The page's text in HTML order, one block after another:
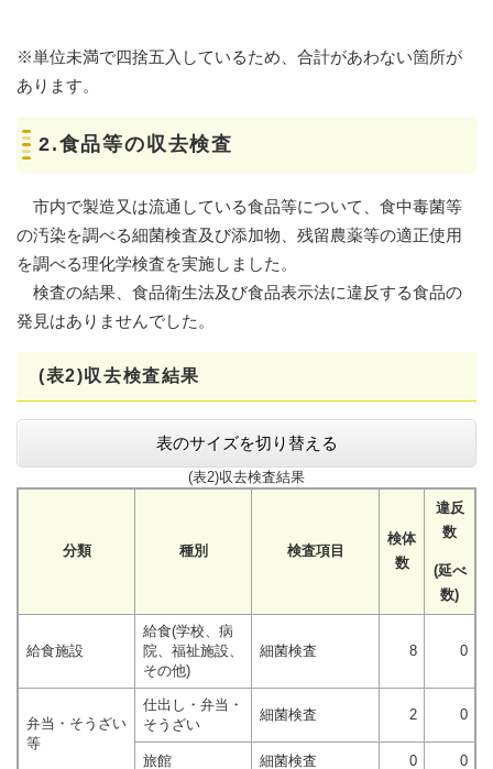
※単位未満で四捨五入しているため、合計があわない箇所が
あります。
2.食品等の収去検査
市内で製造又は流通している食品等について、食中毒菌等
の汚染を調べる細菌検査及び添加物、残留農薬等の適正使用
を調べる理化学検査を実施しました。
検査の結果、食品衛生法及び食品表示法に違反する食品の
発見はありませんでした。
(表2)収去検査結果
表のサイズを切り替える
(表2)収去検査結果
分類 種別 検査項目
検体
数
違反
数
(延べ
数)
給食施設
給食(学校、病
院、福祉施設、
その他)
細菌検査 8 0
弁当・そうざい
等
仕出し・弁当・
そうざい
細菌検査 2 0
旅館 細菌検査 0 0